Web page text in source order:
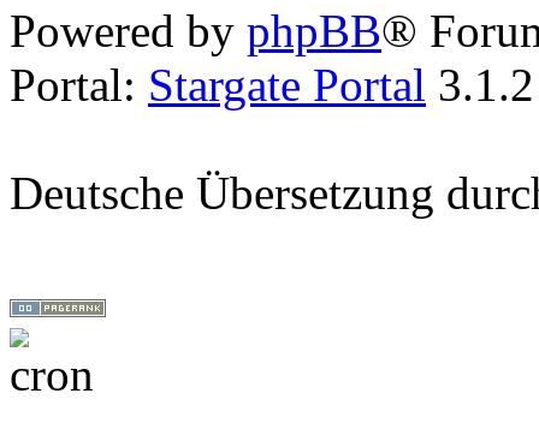
Powered by phpBB®
Portal: Stargate Portal
Deutsche Übersetzung